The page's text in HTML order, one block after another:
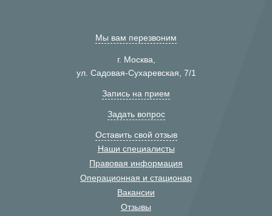
Мы вам перезвоним
г. Москва,
ул. Садовая-Сухаревская, 7/1
Запись на прием
Задать вопрос
Оставить свой отзыв
Наши специалисты
Правовая информация
Операционная и стационар
Вакансии
Отзывы